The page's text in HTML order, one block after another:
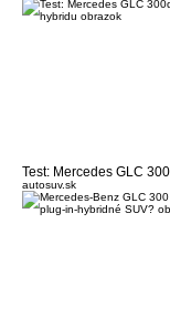
Test: Mercedes GLC
autosuv.sk